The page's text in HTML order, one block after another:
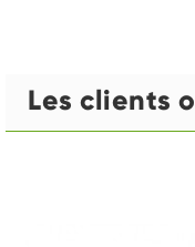
Les clients